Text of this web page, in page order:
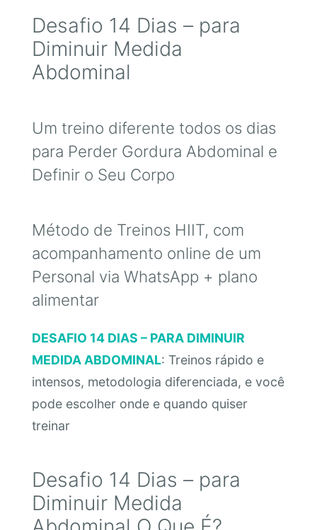
Desafio 14 Dias – para
Diminuir Medida
Abdominal
Um treino diferente todos os dias
para Perder Gordura Abdominal e
Definir o Seu Corpo
Método de Treinos HIIT, com
acompanhamento online de um
Personal via WhatsApp + plano
alimentar
DESAFIO 14 DIAS – PARA DIMINUIR
MEDIDA ABDOMINAL: Treinos rápido e
intensos, metodologia diferenciada, e você
pode escolher onde e quando quiser
treinar
Desafio 14 Dias – para
Diminuir Medida